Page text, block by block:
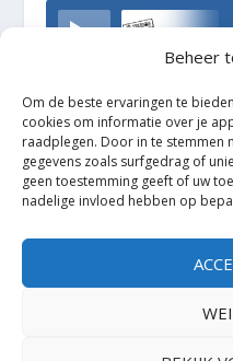
Beheer
Om de beste ervaringen te
cookies om informatie over je
raadplegen. Door in te stemmen
gegevens zoals surfgedrag of
geen toestemming geeft of uw
nadelige invloed hebben op